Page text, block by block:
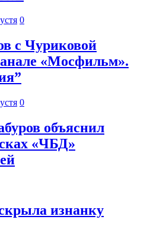
0
с Чуриковой
«Мосфильм».
0
объяснил
«ЧБД»
изнанку